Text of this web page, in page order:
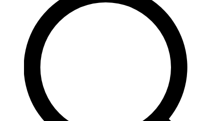
вариаций.